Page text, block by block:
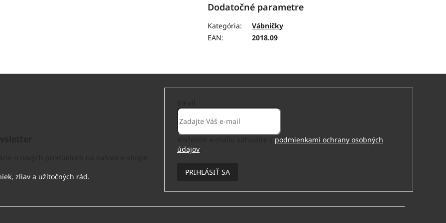
Dodatočné parametre
Kategória:
Vábničky
EAN: 2018.09
podmienkami ochrany osobných
údajov
PRIHLÁSIŤ SA